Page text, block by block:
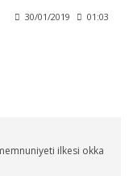
30/01/2019 01:03
ilkesi okka